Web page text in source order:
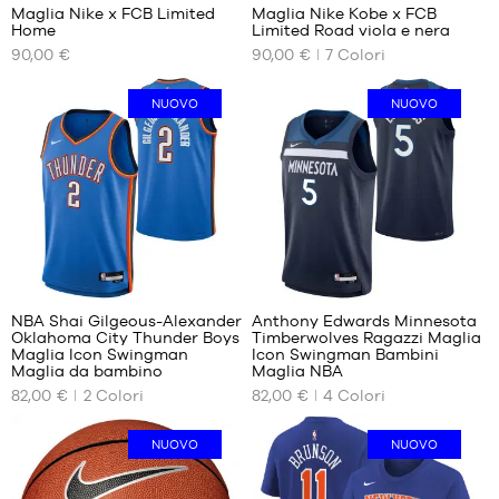
45
45.5
46
47.5
48
48.5
49.5
44.5
45
45.5
47.5
48
48.5
I
NOSTRI
XS
S
M
XL
Maglia Nike x FCB Limited
Home
90,00 €
I
NOSTRI
XS
S
M
XL
Maglia Nike Kobe x FCB
Limited Road viola e nera
90,00 €
7 Colori
NUOVO
I
NOSTRI
FORMATI
DISPONIBILI
S -
bambino
- da 1,25
10
NBA Shai Gilgeous-Alexander
Oklahoma City Thunder Boys
Maglia Icon Swingman
Maglia da bambino
82,00 €
2Colori
NUOVO
I
NOSTRI
FORMATI
DISPONIBILI
S -
bambino
- da 1,25
18
Anthony Edwards Minnesota
Timberwolves Ragazzi Maglia
Icon Swingman Bambini
Maglia NBA
82,00 €
4 Colori
NUOVO NUOVO